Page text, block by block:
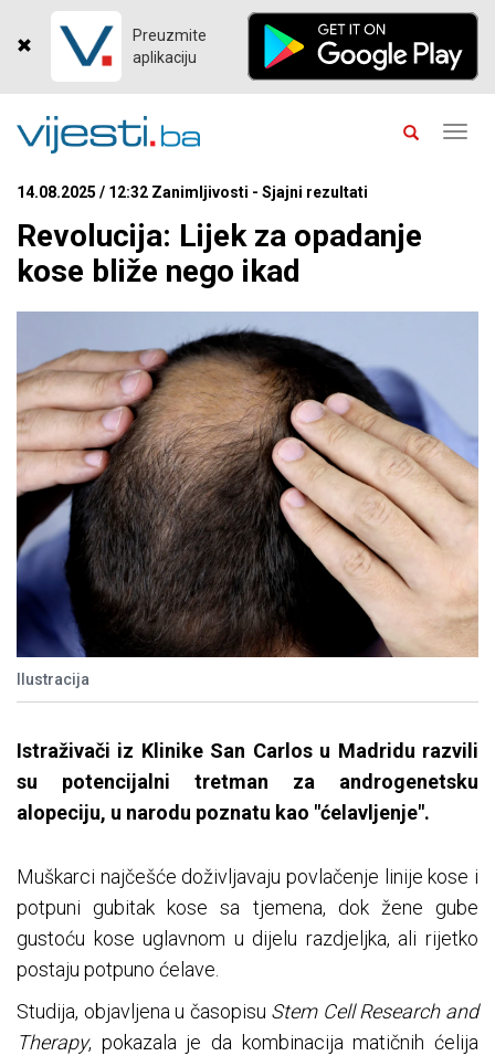
Preuzmite
aplikaciju
14.08.2025 / 12:32 Zanimljivosti - Sjajni rezultati
Revolucija: Lijek za opadanje
kose bliže nego ikad
Ilustracija
Istraživači iz Klinike San Carlos u Madridu razvili
su potencijalni tretman za androgenetsku
alopeciju, u narodu poznatu kao "ćelavljenje".
Muškarci najčešće doživljavaju povlačenje linije kose i
potpuni gubitak kose sa tjemena, dok žene gube
gustoću kose uglavnom u dijelu razdjeljka, ali rijetko
postaju potpuno ćelave.
Studija, objavljena u časopisu Stem Cell Research and
Therapy, pokazala je da kombinacija matičnih ćelija